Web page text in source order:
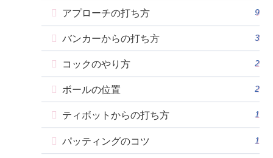
アプローチの打ち方 9
バンカーからの打ち方 3
コックのやり方 2
ボールの位置 2
ティボットからの打ち方 1
パッティングのコツ 1